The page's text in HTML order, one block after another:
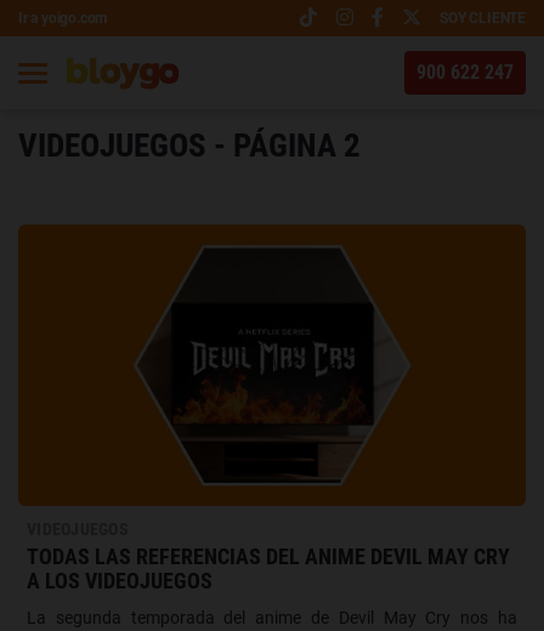
Ir a yoigo.com SOY CLIENTE
900 622 247
VIDEOJUEGOS - PÁGINA 2
TODAS LAS REFERENCIAS DEL ANIME DEVIL MAY CRY
A LOS VIDEOJUEGOS
La segunda temporada del anime de Devil May Cry nos ha